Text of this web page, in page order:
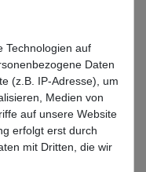
hier
Technologien auf
Daten
(z.B. IP-Adresse), um
Medien von
auf unsere Website
erfolgt erst durch
mit Dritten, die wir